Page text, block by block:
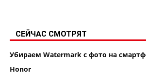
СЕЙЧАС СМОТРЯТ
Убираем Watermark с фото на
Honor